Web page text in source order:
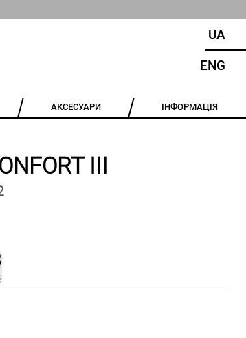
UA
ENG
АКСЕСУАРИ ІНФОРМАЦІЯ
III